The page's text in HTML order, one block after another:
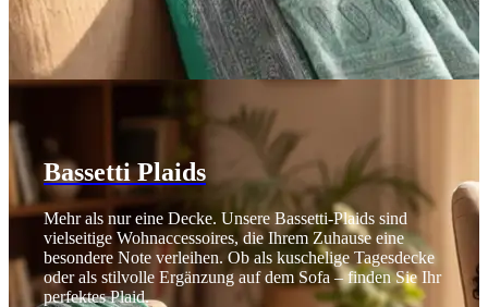
Bassetti Plaids
Mehr als nur eine Decke. Unsere Bassetti-Plaids sind
vielseitige Wohnaccessoires, die Ihrem Zuhause eine
besondere Note verleihen. Ob als kuschelige Tagesdecke
oder als stilvolle Ergänzung auf dem Sofa – finden Sie Ihr
perfektes Plaid.